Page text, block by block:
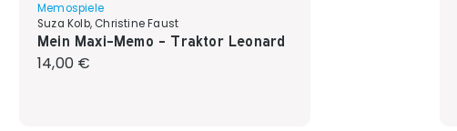
Memospiele
Suza Kolb, Christine Faust
Mein Maxi-Memo - Traktor Leonard
Regulärer Preis:
14,00 €